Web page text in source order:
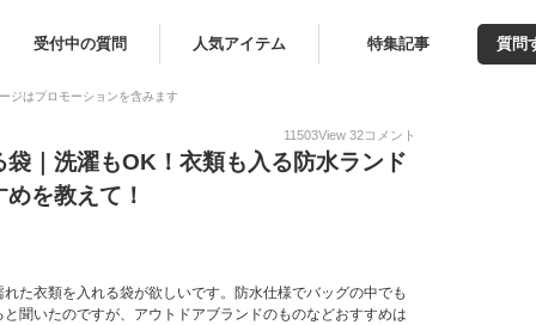
受付中の質問 人気アイテム 特集記事 質問
ジはプロモーションを含みます
11503View 32コメント
｜洗濯もOK！衣類も入る防水ランド
を教えて！
た衣類を入れる袋が欲しいです。防水仕様でバッグの中でも
聞いたのですが、アウトドアブランドのものなどおすすめは